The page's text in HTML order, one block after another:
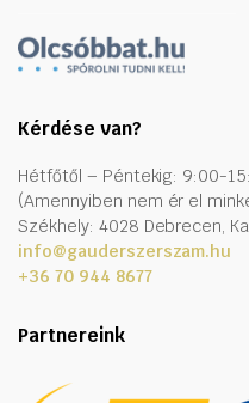
Kérdése van?
Hétfőtől – Péntekig: 9:00-
(Amennyiben nem ér el
Székhely: 4028 Debrecen,
info@gauderszerszam.hu
+36 70 944 8677
Partnereink